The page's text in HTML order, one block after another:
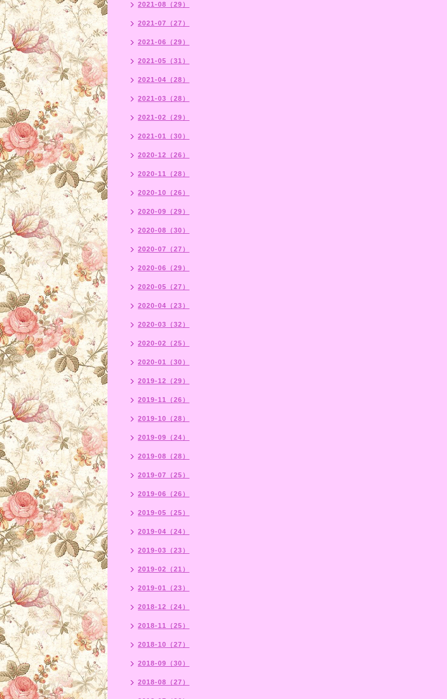
2021-08（29）
2021-07（27）
2021-06（29）
2021-05（31）
2021-04（28）
2021-03（28）
2021-02（29）
2021-01（30）
2020-12（26）
2020-11（28）
2020-10（26）
2020-09（29）
2020-08（30）
2020-07（27）
2020-06（29）
2020-05（27）
2020-04（23）
2020-03（32）
2020-02（25）
2020-01（30）
2019-12（29）
2019-11（26）
2019-10（28）
2019-09（24）
2019-08（28）
2019-07（25）
2019-06（26）
2019-05（25）
2019-04（24）
2019-03（23）
2019-02（21）
2019-01（23）
2018-12（24）
2018-11（25）
2018-10（27）
2018-09（30）
2018-08（27）